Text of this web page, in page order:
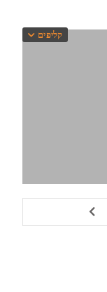
קליפים